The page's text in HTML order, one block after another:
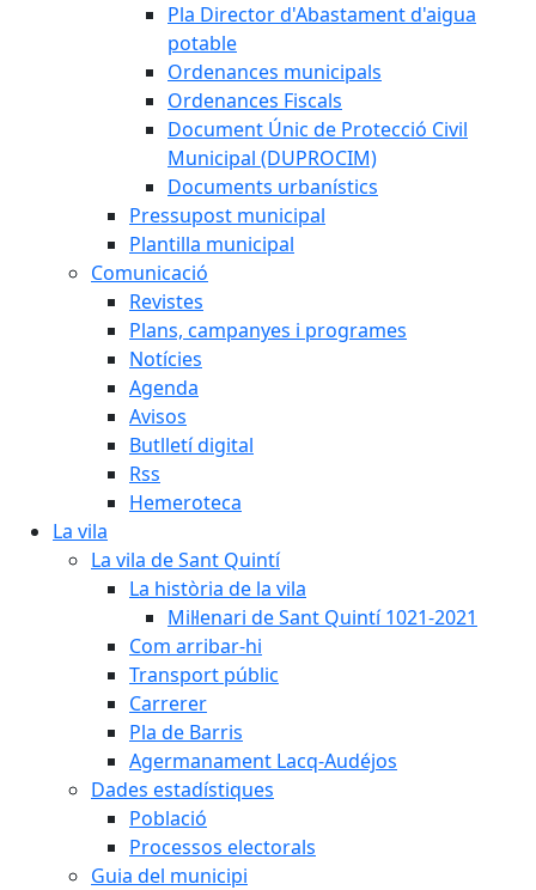
Pla Director d'Abastament d'aigua
potable
Ordenances municipals
Ordenances Fiscals
Document Únic de Protecció Civil
Municipal (DUPROCIM)
Documents urbanístics
Pressupost municipal
Plantilla municipal
Comunicació
Revistes
Plans, campanyes i programes
Notícies
Agenda
Avisos
Butlletí digital
Rss
Hemeroteca
La vila
La vila de Sant Quintí
La història de la vila
Mil·lenari de Sant Quintí 1021-2021
Com arribar-hi
Transport públic
Carrerer
Pla de Barris
Agermanament Lacq-Audéjos
Dades estadístiques
Població
Processos electorals
Guia del municipi